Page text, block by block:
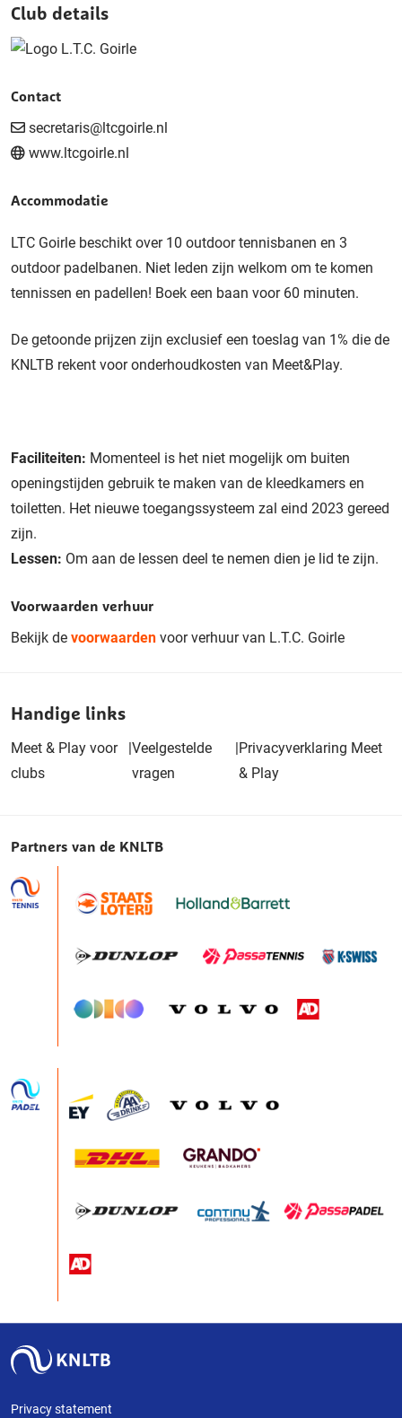
Club details
Contact
secretaris@ltcgoirle.nl
www.ltcgoirle.nl
Accommodatie
LTC Goirle beschikt over 10 outdoor tennisbanen en 3
outdoor padelbanen. Niet leden zijn welkom om te komen
tennissen en padellen! Boek een baan voor 60 minuten.
De getoonde prijzen zijn exclusief een toeslag van 1% die de
KNLTB rekent voor onderhoudkosten van Meet&Play.
Faciliteiten: Momenteel is het niet mogelijk om buiten
openingstijden gebruik te maken van de kleedkamers en
toiletten. Het nieuwe toegangssysteem zal eind 2023 gereed
zijn.
Lessen: Om aan de lessen deel te nemen dien je lid te zijn.
Voorwaarden verhuur
Bekijk de voorwaarden voor verhuur van L.T.C. Goirle
Handige links
Meet & Play voor
clubs
|Veelgestelde
vragen
|Privacyverklaring Meet
& Play
Partners van de KNLTB
Privacy statement